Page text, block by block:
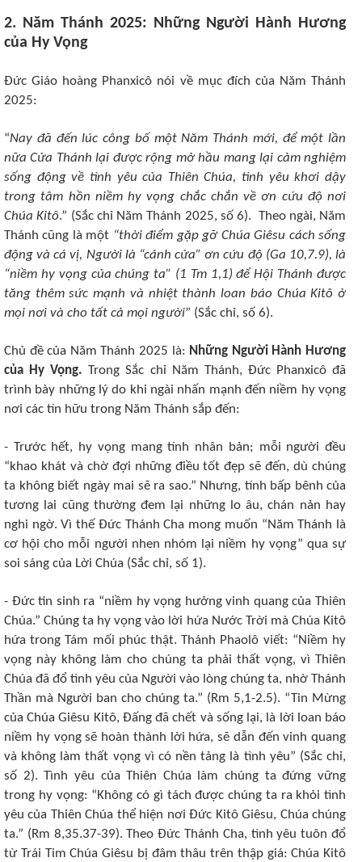
2. Năm Thánh 2025: Những Người Hành Hương
của Hy Vọng
Đức Giáo hoàng Phanxicô nói về mục đích của Năm Thánh
2025:
“Nay đã đến lúc công bố một Năm Thánh mới, để một lần
nữa Cửa Thánh lại được rộng mở hầu mang lại cảm nghiệm
sống động về tình yêu của Thiên Chúa, tình yêu khơi dậy
trong tâm hồn niềm hy vọng chắc chắn về ơn cứu độ nơi
Chúa Kitô.” (Sắc chỉ Năm Thánh 2025, số 6). Theo ngài, Năm
Thánh cũng là một “thời điểm gặp gỡ Chúa Giêsu cách sống
động và cá vị, Người là “cánh cửa” ơn cứu độ (Ga 10,7.9), là
“niềm hy vọng của chúng ta” (1 Tm 1,1) để Hội Thánh được
tăng thêm sức mạnh và nhiệt thành loan báo Chúa Kitô ở
mọi nơi và cho tất cả mọi người” (Sắc chỉ, số 6).
Chủ đề của Năm Thánh 2025 là: Những Người Hành Hương
của Hy Vọng. Trong Sắc chỉ Năm Thánh, Đức Phanxicô đã
trình bày những lý do khi ngài nhấn mạnh đến niềm hy vọng
nơi các tín hữu trong Năm Thánh sắp đến:
- Trước hết, hy vọng mang tính nhân bản; mỗi người đều
“khao khát và chờ đợi những điều tốt đẹp sẽ đến, dù chúng
ta không biết ngày mai sẽ ra sao.” Nhưng, tính bấp bênh của
tương lai cũng thường đem lại những lo âu, chán nản hay
nghi ngờ. Vì thế Đức Thánh Cha mong muốn “Năm Thánh là
cơ hội cho mỗi người nhen nhóm lại niềm hy vọng” qua sự
soi sáng của Lời Chúa (Sắc chỉ, số 1).
- Đức tin sinh ra “niềm hy vọng hưởng vinh quang của Thiên
Chúa.” Chúng ta hy vọng vào lời hứa Nước Trời mà Chúa Kitô
hứa trong Tám mối phúc thật. Thánh Phaolô viết: “Niềm hy
vọng này không làm cho chúng ta phải thất vọng, vì Thiên
Chúa đã đổ tình yêu của Người vào lòng chúng ta, nhờ Thánh
Thần mà Người ban cho chúng ta.” (Rm 5,1-2.5). “Tin Mừng
của Chúa Giêsu Kitô, Đấng đã chết và sống lại, là lời loan báo
niềm hy vọng sẽ hoàn thành lời hứa, sẽ dẫn đến vinh quang
và không làm thất vọng vì có nền tảng là tình yêu” (Sắc chỉ,
số 2). Tình yêu của Thiên Chúa làm chúng ta đứng vững
trong hy vọng: “Không có gì tách được chúng ta ra khỏi tình
yêu của Thiên Chúa thể hiện nơi Đức Kitô Giêsu, Chúa chúng
ta.” (Rm 8,35.37-39). Theo Đức Thánh Cha, tình yêu tuôn đổ
từ Trái Tim Chúa Giêsu bị đâm thâu trên thập giá: Chúa Kitô